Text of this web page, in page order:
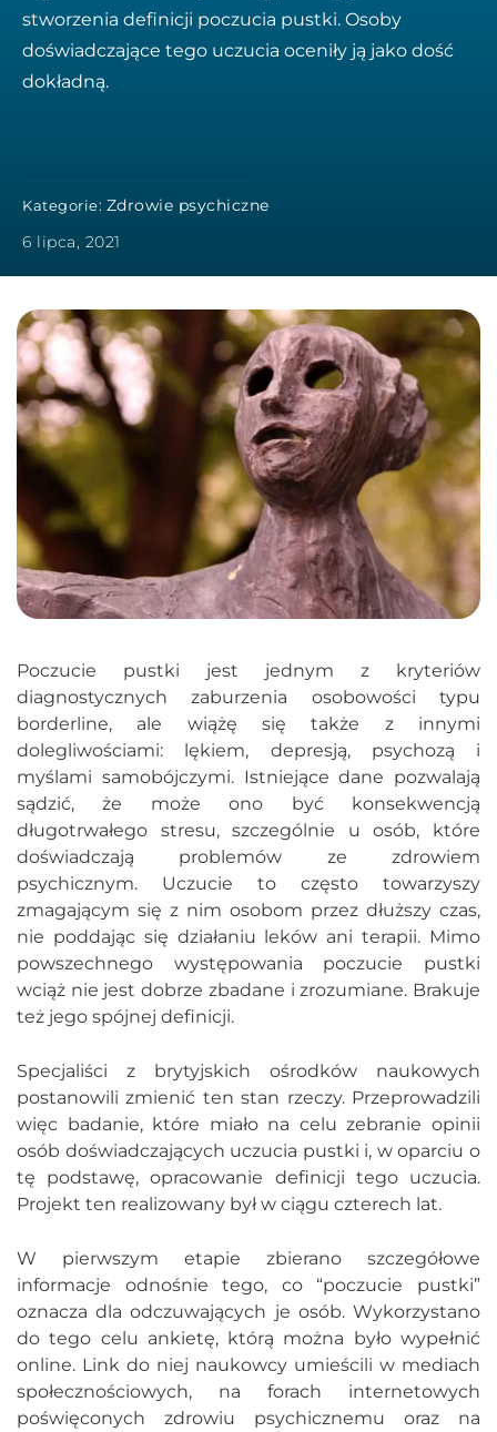
stworzenia definicji poczucia pustki. Osoby
doświadczające tego uczucia oceniły ją jako dość
dokładną.
Kategorie: Zdrowie psychiczne
6 lipca, 2021
Poczucie pustki jest jednym z kryteriów
diagnostycznych zaburzenia osobowości typu
borderline, ale wiążę się także z innymi
dolegliwościami: lękiem, depresją, psychozą i
myślami samobójczymi. Istniejące dane pozwalają
sądzić, że może ono być konsekwencją
długotrwałego stresu, szczególnie u osób, które
doświadczają problemów ze zdrowiem
psychicznym. Uczucie to często towarzyszy
zmagającym się z nim osobom przez dłuższy czas,
nie poddając się działaniu leków ani terapii. Mimo
powszechnego występowania poczucie pustki
wciąż nie jest dobrze zbadane i zrozumiane. Brakuje
też jego spójnej definicji.
Specjaliści z brytyjskich ośrodków naukowych
postanowili zmienić ten stan rzeczy. Przeprowadzili
więc badanie, które miało na celu zebranie opinii
osób doświadczających uczucia pustki i, w oparciu o
tę podstawę, opracowanie definicji tego uczucia.
Projekt ten realizowany był w ciągu czterech lat.
W pierwszym etapie zbierano szczegółowe
informacje odnośnie tego, co “poczucie pustki”
oznacza dla odczuwających je osób. Wykorzystano
do tego celu ankietę, którą można było wypełnić
online. Link do niej naukowcy umieścili w mediach
społecznościowych, na forach internetowych
poświęconych zdrowiu psychicznemu oraz na